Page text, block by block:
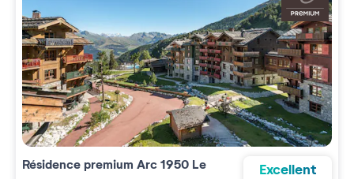
Résidence premium Arc 1950 Le
Excellent